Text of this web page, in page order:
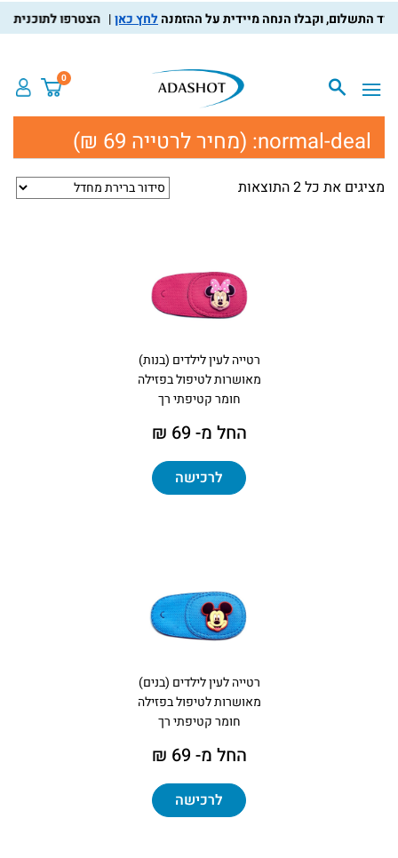
לחץ כאן הצטרפו לתוכנית
0
normal-deal: (מחיר לרטייה 69 ₪)
מציגים את כל ⁦2⁩ התוצאות
רטייה לעין לילדים (בנות)
מאושרות לטיפול בפזילה
חומר קטיפתי רך
החל מ- 69 ₪
לרכישה
רטייה לעין לילדים (בנים)
מאושרות לטיפול בפזילה
חומר קטיפתי רך
החל מ- 69 ₪
לרכישה